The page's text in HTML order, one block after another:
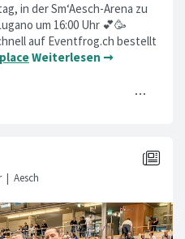
in der Sm‘Aesch-Arena zu
um 16:00 Uhr 💕🥳
auf Eventfrog.ch bestellt
Weiterlesen ➞